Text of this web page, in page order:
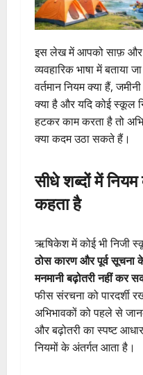
इस लेख में आपको साफ़ और
व्यवहारिक भाषा में बताया
वर्तमान नियम क्या हैं,
क्या है और यदि कोई स्कूल
हटकर काम करता है तो
क्या कदम उठा सकते हैं।
सीधे शब्दों में नियम
कहता है
ऋषिकेश में कोई भी निजी
ठोस कारण और पूर्व सूचना
मनमानी बढ़ोतरी नहीं कर
फीस संरचना को पारदर्शी
अभिभावकों को पहले से
और बढ़ोतरी का स्पष्ट
नियमों के अंतर्गत आता है।